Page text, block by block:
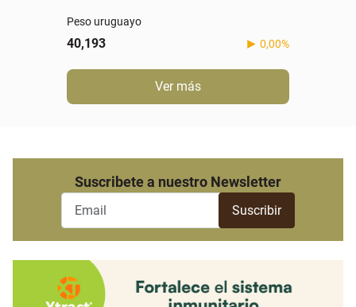
Peso uruguayo
40,193 0,00%
Ver más
Suscribete a nuestro Newsletter